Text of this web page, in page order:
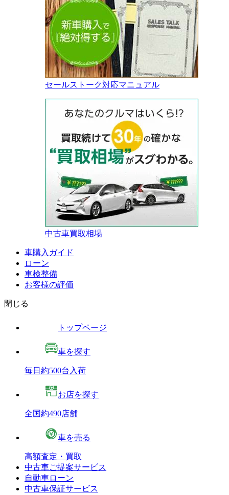
セールストーク対応マニュアル
中古車買取相場
車購入ガイド
ローン
車検整備
お客様の評価
閉じる
トップページ
車を探す
毎日約500台入荷
お店を探す
全国約490店舗
車を売る
高額査定・買取
中古車ご提案サービス
自動車ローン
中古車保証サービス